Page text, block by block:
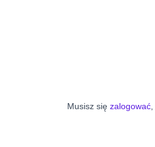
Musisz się zalogować